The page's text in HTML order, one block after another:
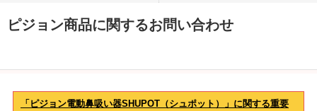
ピジョン商品に関するお問い合わせ
「ピジョン電動鼻吸い器SHUPOT（シュポット）」に関する重要